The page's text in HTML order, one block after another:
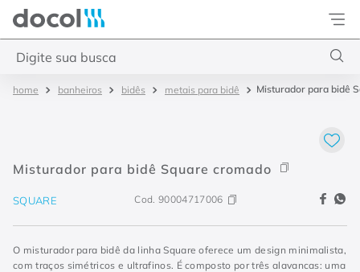
Docol
banheiros bidês metais para bidê Misturador para bidê
Misturador para bidê Square cromado
SQUARE Cod. 90004717006
O misturador para bidê da linha Square oferece um design minimalista,
com traços simétricos e ultrafinos. É composto por três alavancas: uma
4º chuveiro